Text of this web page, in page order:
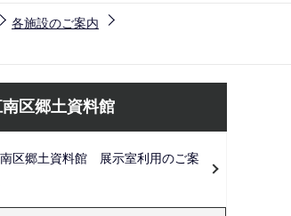
各施設のご案内
区郷土資料館
区郷土資料館 展示室利用のご案